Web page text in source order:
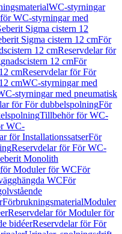
WC-styrningar
WC-styrningar med
Sigma cistern 12
Sigma cistern 12 cmFör
12 cmReservdelar för
12 cmFör
cmReservdelar för För
cmWC-styrningar med
styrningar med pneumatisk
för För dubbelspolningFör
Tillbehör för WC-
WC-
för InstallationssatserFör
Reservdelar för För WC-
Monolith
Moduler för WCFör
WCFör
FörbrukningsmaterialModuler
Reservdelar för Moduler för
bidéerReservdelar för För